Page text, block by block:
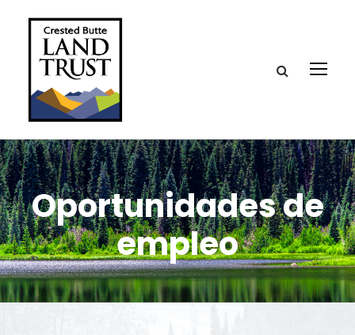
Oportunidades de
empleo